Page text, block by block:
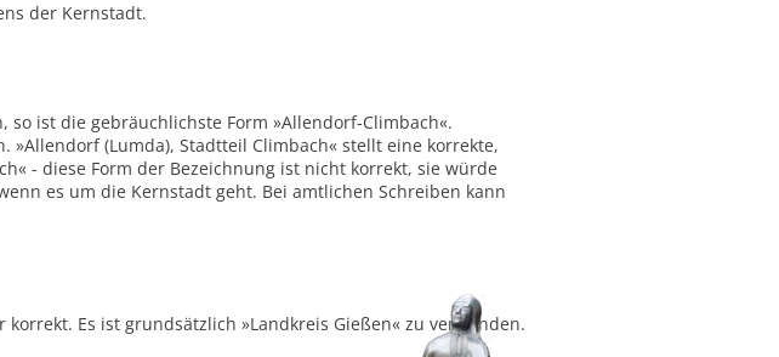
der Kernstadt.
ist die gebräuchlichste Form »Allendorf-Climbach«.
(Lumda), Stadtteil Climbach« stellt eine korrekte,
- diese Form der Bezeichnung ist nicht korrekt, sie würde
es um die Kernstadt geht. Bei amtlichen Schreiben kann
Es ist grundsätzlich »Landkreis Gießen« zu verwenden.